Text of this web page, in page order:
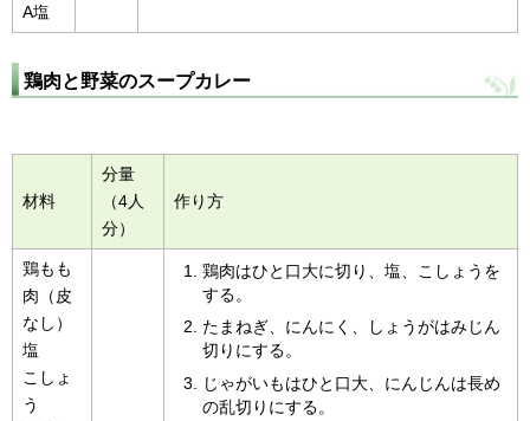
A塩
鶏肉と野菜のスープカレー
材料
分量
（4人
分）
作り方
鶏もも
肉（皮
なし）
塩
こしょ
う
鶏肉はひと口大に切り、塩、こしょうを
する。
たまねぎ、にんにく、しょうがはみじん
切りにする。
じゃがいもはひと口大、にんじんは長め
の乱切りにする。